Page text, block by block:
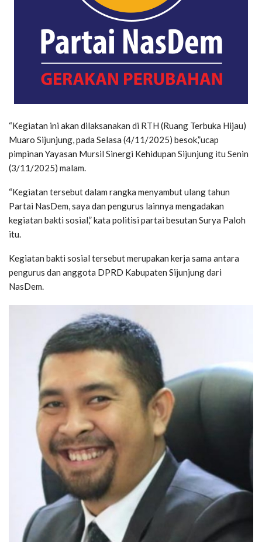
“Kegiatan ini akan dilaksanakan di RTH (Ruang Terbuka Hijau)
Muaro Sijunjung, pada Selasa (4/11/2025) besok,”ucap
pimpinan Yayasan Mursil Sinergi Kehidupan Sijunjung itu Senin
(3/11/2025) malam.
“Kegiatan tersebut dalam rangka menyambut ulang tahun
Partai NasDem, saya dan pengurus lainnya mengadakan
kegiatan bakti sosial,” kata politisi partai besutan Surya Paloh
itu.
Kegiatan bakti sosial tersebut merupakan kerja sama antara
pengurus dan anggota DPRD Kabupaten Sijunjung dari
NasDem.